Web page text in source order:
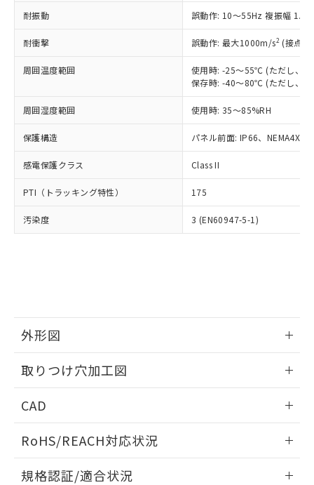
耐振動 誤動作: 10～55Hz 複振幅
耐衝撃 誤動作: 最大1000m/s2 (接点
周囲温度範囲
使用時: -25～55℃ (ただし、氷
保存時: -40～80℃ (ただし、氷
周囲湿度範囲 使用時: 35～85%RH
保護構造 パネル前面: IP66、NEMA4X,
感電保護クラス Class II
PTI（トラッキング特性） 175
汚染度 3 (EN60947-5-1)
外形図
取りつけ穴加工図
CAD
ドすることができます。
RoHS/REACH対応状況
規格認証/適合状況
正式な納期状況および標準価格はお客
様のお取引先、またはお客様担当のオ
ムロン制御機器販売店・当社販売員に
オムロン制御機器販売店や当社販売拠
販売ネットワーク
」をご確認
在庫状況および標準価格結果を当社の
示しないようお願いします。
マイパーツ機能（部品リスト作成サー
ビス）をご利用いただくには、I-Web
メンバーズにご登録されている必要が
お客様が当ウェブサイト上で当社にご
登録された部品リストについて、当社
の共同利用に関して"
の「1.共同利
指します。
ルベンジル（BBP） 1000ppm以下、フタル酸ジブチル
（DBP） 1000ppm以下、フタル酸ジイソブチル
但し、RoHS指令で産業用監視および制御機器に対する
フタル酸エステル類の４物質については閾値を超える意
図的な使用がないことを確認しています。
部品在庫の切り替え状況などにより、予定
月が前後することがあります。
※3 非含有証明書ダウンロード
51物質の非含有証明書（当社基準）
※本証明書は発行日時点で非含有を証明す
るもので、過去に遡って非含有を証明する
また、RoHS指令のフタル酸エステル類４
物質の対応では、対応完了までの期間は出
既に当社にて対応品への在庫切替を完了
していることから、特段のことがない限
り、2022年1月12日より割愛しておりま
す。
DBP(フタル酸ジブチル) : 1000ppm、 DIBP(フタル酸ジ
イソブチル) : 1000ppm、 BBP(フタル酸ブチルベンジ
「ｅ」：有害物質（10物質）のすべてが基
準値以下であることを示します。
「10」：通常の使用状況下において有害物
質が外部に漏えいし、環境に深刻な影響を
及ぼさない年数を意味します。
「－」：未確認です。当社販売部門へお問
全に破砕するなど、違法に輸出されな
いよう必要な手段を講じます。
当社は貴社製品を、核兵器、ミサイ
ル、化学兵器、生物兵器またはその他
武器並びにこれらの製造装置等に一切
当社は、貴社製品を第三者に販売する
場合は、上記1、2および3の内容を当
該第三者に通知します。また当社は、
販売先および販売に係わる関係者が違
法に輸出するおそれがある場合は、取
－
在庫なし(最新の在庫状況につ
いては、お客様のお取引先、ま
たはお客様担当のオムロン制御
機器販売店・当社販売員にご確
空
受注生産機種、また在庫状況の
情報を公開していない機種